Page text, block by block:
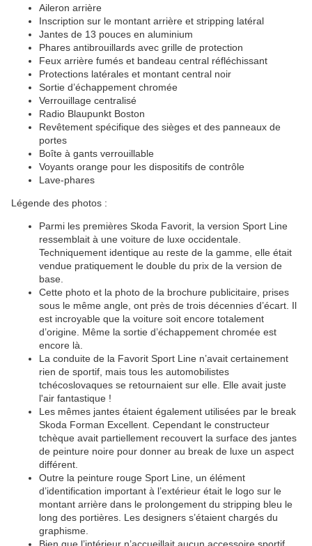
Aileron arrière
Inscription sur le montant arrière et stripping latéral
Jantes de 13 pouces en aluminium
Phares antibrouillards avec grille de protection
Feux arrière fumés et bandeau central réfléchissant
Protections latérales et montant central noir
Sortie d’échappement chromée
Verrouillage centralisé
Radio Blaupunkt Boston
Revêtement spécifique des sièges et des panneaux de
portes
Boîte à gants verrouillable
Voyants orange pour les dispositifs de contrôle
Lave-phares
Légende des photos :
Parmi les premières Skoda Favorit, la version Sport Line
ressemblait à une voiture de luxe occidentale.
Techniquement identique au reste de la gamme, elle était
vendue pratiquement le double du prix de la version de
base.
Cette photo et la photo de la brochure publicitaire, prises
sous le même angle, ont près de trois décennies d’écart. Il
est incroyable que la voiture soit encore totalement
d’origine. Même la sortie d’échappement chromée est
encore là.
La conduite de la Favorit Sport Line n’avait certainement
rien de sportif, mais tous les automobilistes
tchécoslovaques se retournaient sur elle. Elle avait juste
l'air fantastique !
Les mêmes jantes étaient également utilisées par le break
Skoda Forman Excellent. Cependant le constructeur
tchèque avait partiellement recouvert la surface des jantes
de peinture noire pour donner au break de luxe un aspect
différent.
Outre la peinture rouge Sport Line, un élément
d’identification important à l’extérieur était le logo sur le
montant arrière dans le prolongement du stripping bleu le
long des portières. Les designers s’étaient chargés du
graphisme.